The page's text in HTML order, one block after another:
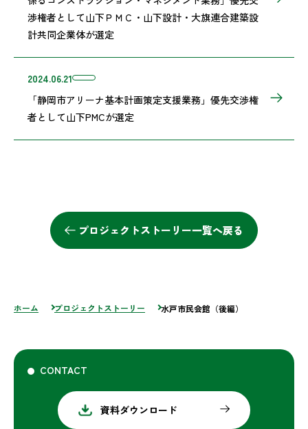
渉権者として山下ＰＭＣ・山下設計・大旗連合建築設
計共同企業体が選定
2024.06.21
「静岡市アリーナ基本計画策定支援業務」優先交渉権
者として山下PMCが選定
プロジェクトストーリー一覧へ戻る
ホーム プロジェクトストーリー 水戸市民会館（後編）
CONTACT
資料ダウンロード